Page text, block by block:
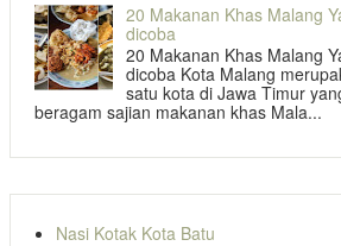
20 Makanan Khas Malang
dicoba
20 Makanan Khas Malang
dicoba Kota Malang
satu kota di Jawa Timur
beragam sajian makanan khas Mala...
Nasi Kotak Kota Batu